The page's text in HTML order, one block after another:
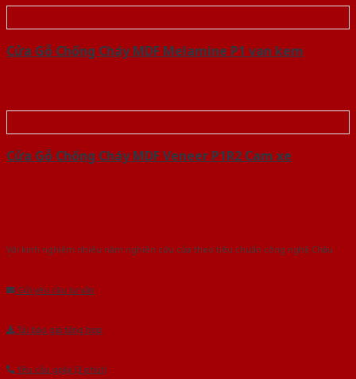
Cửa Gỗ Chống Cháy MDF Melamine P1 van kem
Cửa Gỗ Chống Cháy MDF Veneer P1R2 Cam xe
Với kinh nghiệm nhiêu năm nghiên cứu cửa theo tiêu chuẩn công nghệ Châu
Âu.Chúng tôi tự tin là nhà sản xuất & cung cấp hàng đầu tại Việt Nam!
Gửi yêu cầu tư vấn
Tải báo giá tổng hợp
Yêu cầu gọi lại (3 phút)